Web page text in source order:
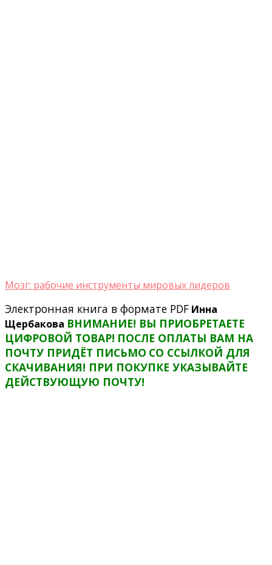
Мозг: рабочие инструменты мировых лидеров
Электронная книга в формате PDF Инна
Щербакова ВНИМАНИЕ! ВЫ ПРИОБРЕТАЕТЕ
ЦИФРОВОЙ ТОВАР! ПОСЛЕ ОПЛАТЫ ВАМ НА
ПОЧТУ ПРИДЁТ ПИСЬМО СО ССЫЛКОЙ ДЛЯ
СКАЧИВАНИЯ! ПРИ ПОКУПКЕ УКАЗЫВАЙТЕ
ДЕЙСТВУЮЩУЮ ПОЧТУ!